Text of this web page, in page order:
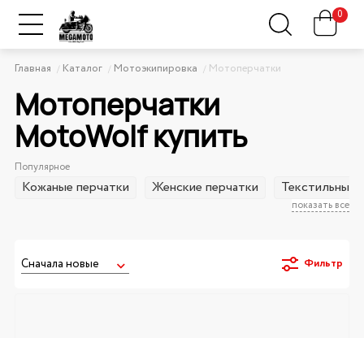
0
Главная Каталог Мотоэкипировка Мотоперчатки
Мотоперчатки
MotoWolf купить
Популярное
показать все
Кожаные перчатки Женские перчатки Текстильные
Фильтр